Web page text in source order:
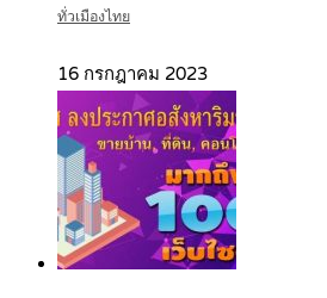
ทั่วเมืองไทย
16 กรกฎาคม 2023